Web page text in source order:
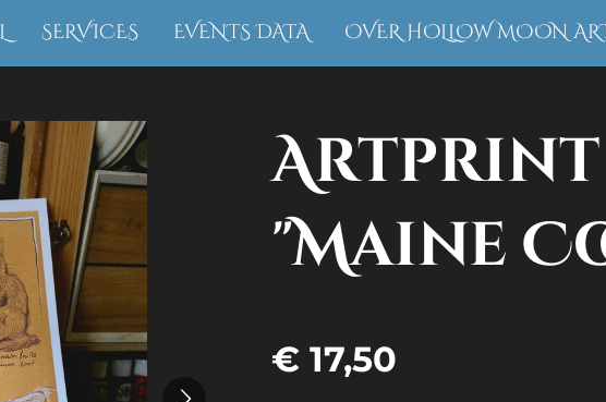
SERVICES EVENTS DATA OVER HOLLOW MOON
Artprint
"Maine
€ 17,50